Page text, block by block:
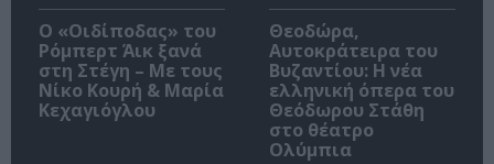
O «Οιδίποδας» του
Ρόμπερτ Άικ ξανά
στη Στέγη – Με τους
Νίκο Κουρή & Μαρία
Κεχαγιόγλου
Θεοδώρα,
Αυτοκράτειρα του
Βυζαντίου: Η νέα
ελληνική όπερα του
Θεόδωρου Στάθη
στο θέατρο
Ολύμπια